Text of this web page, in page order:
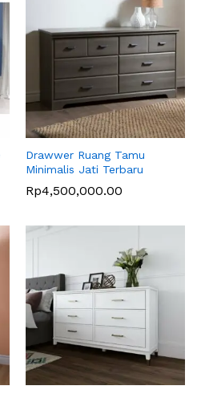
Drawwer Ruang Tamu
Minimalis Jati Terbaru
Rp4,500,000.00